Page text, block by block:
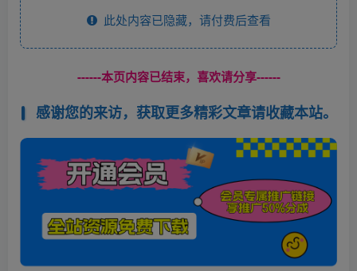
此处内容已隐藏，请付费后查看
------本页内容已结束，喜欢请分享------
感谢您的来访，获取更多精彩文章请收藏本站。